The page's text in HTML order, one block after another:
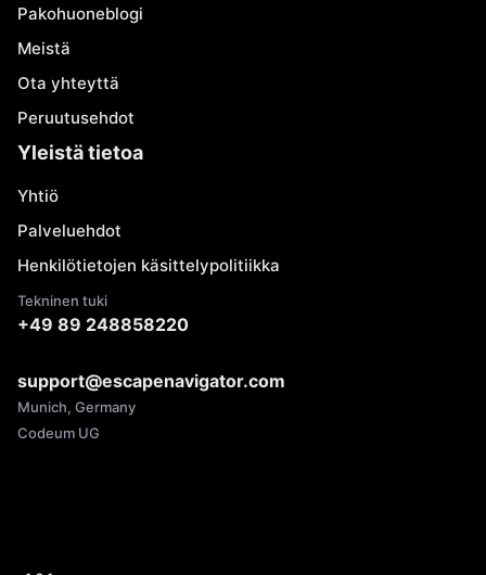
Pakohuoneblogi
Meistä
Ota yhteyttä
Peruutusehdot
Yleistä tietoa
Yhtiö
Palveluehdot
Henkilötietojen käsittelypolitiikka
Tekninen tuki
+49 89 248858220
support@escapenavigator.com
Munich, Germany
Codeum UG